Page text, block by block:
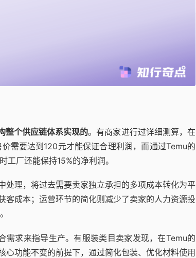
整个供应链体系实现的。有商家进行过详细测算，在
需要达到120元才能保证合理利润，而通过Temu的
厂还能保持15%的净利润。
理，将过去需要卖家独立承担的多项成本转化为平
成本；运营环节的简化则减少了卖家的人力资源投
。
需求来指导生产。有服装类目卖家发现，在Temu的
功能不变的前提下，通过简化包装、优化材料使用